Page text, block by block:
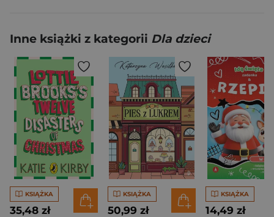
Inne książki z kategorii Dla dzieci
KSIĄŻKA
35,48 zł
KSIĄŻKA
50,99 zł
KSIĄŻKA
14,49 zł